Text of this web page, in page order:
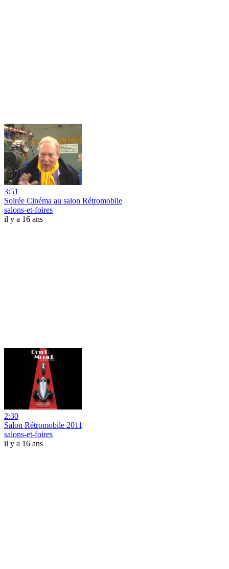
3:51
Soirée Cinéma au salon Rétromobile
salons-et-foires
il y a 16 ans
2:30
Salon Rétromobile 2011
salons-et-foires
il y a 16 ans